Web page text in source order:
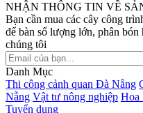
NHẬN THÔNG TIN VỀ
Bạn cần mua các cây công
để bàn số lượng lớn, phân
chúng tôi
Danh Mục
Thi công cảnh quan Đà Nẵng
Nẵng Vật tư nông nghiệp Hoa
Tuyển dụng